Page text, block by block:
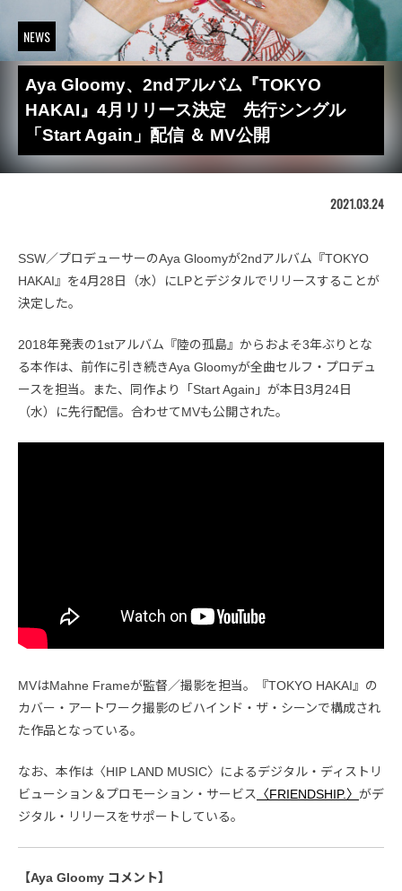
NEWS
Aya Gloomy、2ndアルバム『TOKYO
HAKAI』4月リリース決定 先行シングル
「Start Again」配信 ＆ MV公開
2021.03.24
SSW／プロデューサーのAya Gloomyが2ndアルバム『TOKYO
HAKAI』を4月28日（水）にLPとデジタルでリリースすることが
決定した。
2018年発表の1stアルバム『陸の孤島』からおよそ3年ぶりとな
る本作は、前作に引き続きAya Gloomyが全曲セルフ・プロデュ
ースを担当。また、同作より「Start Again」が本日3月24日
（水）に先行配信。合わせてMVも公開された。
MVはMahne Frameが監督／撮影を担当。『TOKYO HAKAI』の
カバー・アートワーク撮影のビハインド・ザ・シーンで構成され
た作品となっている。
なお、本作は〈HIP LAND MUSIC〉によるデジタル・ディストリ
ビューション＆プロモーション・サービス
〈FRIENDSHIP.〉 がデ
ジタル・リリースをサポートしている。
【Aya Gloomy コメント】